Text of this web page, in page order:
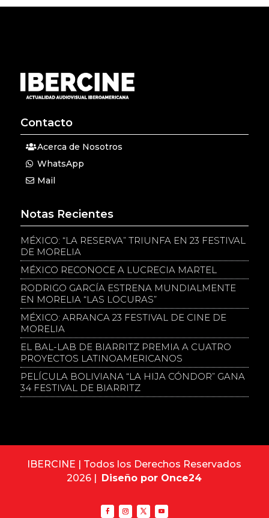
Contacto
Acerca de Nosotros
WhatsApp
Mail
Notas Recientes
MÉXICO: “LA RESERVA” TRIUNFA EN 23 FESTIVAL
DE MORELIA
MÉXICO RECONOCE A LUCRECIA MARTEL
RODRIGO GARCÍA ESTRENA MUNDIALMENTE
EN MORELIA “LAS LOCURAS”
MÉXICO: ARRANCA 23 FESTIVAL DE CINE DE
MORELIA
EL BAL-LAB DE BIARRITZ PREMIA A CUATRO
PROYECTOS LATINOAMERICANOS
PELÍCULA BOLIVIANA “LA HIJA CÓNDOR” GANA
34 FESTIVAL DE BIARRITZ
IBERCINE | Todos los Derechos Reservados
2026 | Diseño por Once24